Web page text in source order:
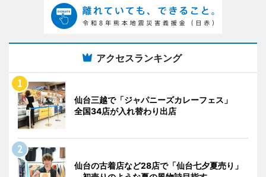
アクセスランキング
仙台三越で「ジャパニーズカレーフェス」
全国34店が入れ替わり出店
仙台の古着店など28店で「仙台七夕夏売り」